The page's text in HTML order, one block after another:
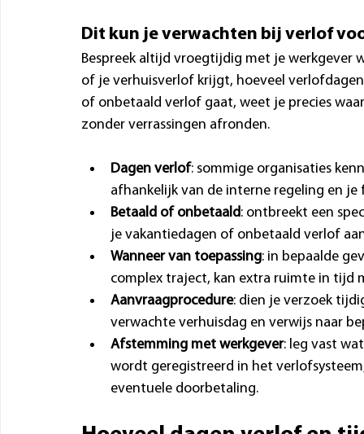
Dit kun je verwachten bij verlof
Bespreek altijd vroegtijdig met je werkgever
of je verhuisverlof krijgt, hoeveel
of onbetaald verlof gaat, weet je precies
zonder verrassingen afronden.
Dagen verlof: sommige organisaties
afhankelijk van de interne regeling en je
Betaald of onbetaald: ontbreekt een
je vakantiedagen of onbetaald verlof
Wanneer van toepassing: in bepaalde
complex traject, kan extra ruimte in tijd
Aanvraagprocedure: dien je verzoek
verwachte verhuisdag en verwijs naar
Afstemming met werkgever: leg vast
wordt geregistreerd in het
eventuele doorbetaling.